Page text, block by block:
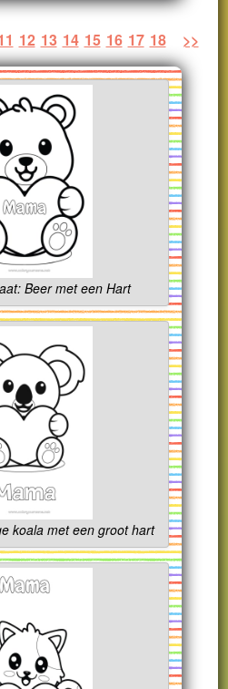
12 13 14 15 16 17 18 >>
Beer met een Hart
koala met een groot hart